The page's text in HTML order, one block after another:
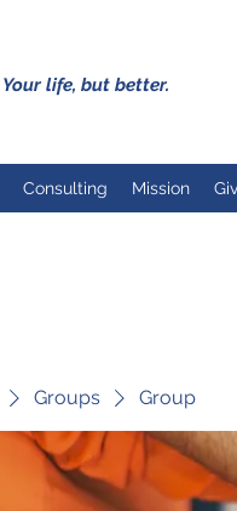
Your life, but better.
Consulting Mission
Groups Group